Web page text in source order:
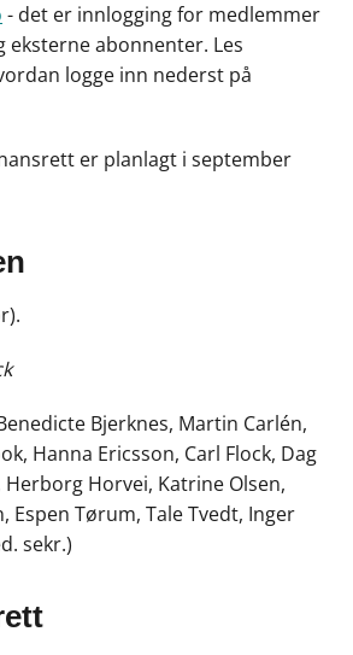
- det er innlogging for medlemmer
eksterne abonnenter. Les
logge inn nederst på
er planlagt i september
Bjerknes, Martin Carlén,
Hanna Ericsson, Carl Flock, Dag
Herborg Horvei, Katrine Olsen,
Espen Tørum, Tale Tvedt, Inger
sekr.)